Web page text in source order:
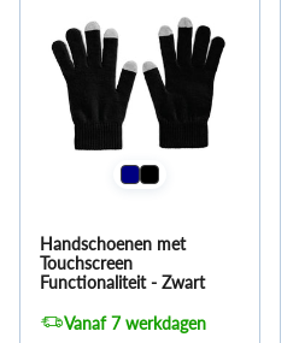
Handschoenen met
Touchscreen
Functionaliteit - Zwart
Vanaf 7 werkdagen